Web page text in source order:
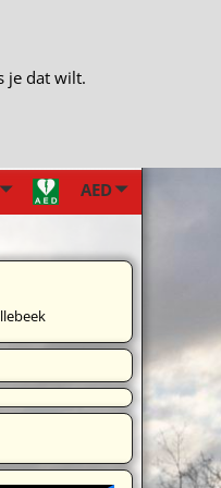
AED
je dat wilt.